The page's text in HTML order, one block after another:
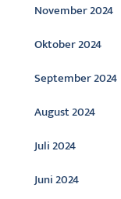
November 2024
Oktober 2024
September 2024
August 2024
Juli 2024
Juni 2024